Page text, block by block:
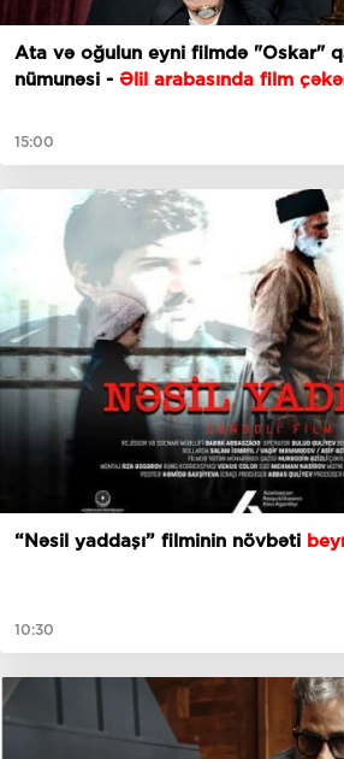
Ata və oğulun eyni filmdə "Oskar"
nümunəsi - Əlil arabasında film
15:00
“Nəsil yaddaşı” filminin növbəti
10:30